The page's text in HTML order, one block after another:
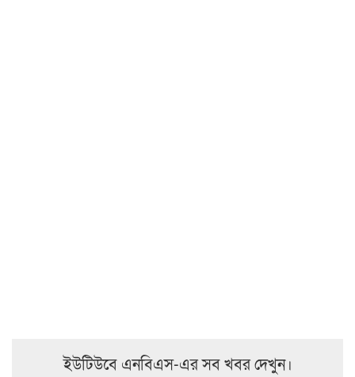
ইউটিউবে এনবিএস-এর সব খবর দেখুন।